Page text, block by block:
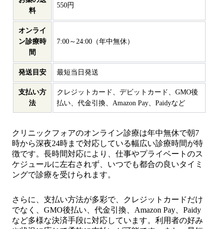
料
550円
オンライ
ン診療時
間
7:00～24:00（年中無休）
発送目安 最短当日発送
支払い方
法
クレジットカード、デビットカード、GMO後
払い、代金引換、Amazon Pay、Paidyなど
クリニックフォアのオンライン診療は年中無休で朝7
時から深夜24時まで対応している幅広い診療時間が特
徴です。長時間対応により、仕事やプライベートのス
ケジュールに左右されず、いつでも都合の良いタイミ
ングで診療を受けられます。
さらに、支払い方法が多彩で、クレジットカードだけ
でなく、GMO後払い、代金引換、Amazon Pay、Paidy
など多様な決済手段に対応しています。利用者の好み